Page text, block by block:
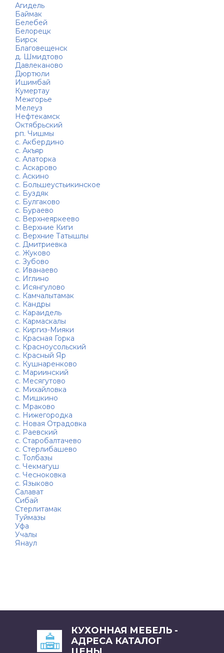
Агидель
Баймак
Белебей
Белорецк
Бирск
Благовещенск
д. Шмидтово
Давлеканово
Дюртюли
Ишимбай
Кумертау
Межгорье
Мелеуз
Нефтекамск
Октябрьский
рп. Чишмы
с. Акбердино
с. Акъяр
с. Алаторка
с. Аскарово
с. Аскино
с. Большеустьикинское
с. Буздяк
с. Булгаково
с. Бураево
с. Верхнеяркеево
с. Верхние Киги
с. Верхние Татышлы
с. Дмитриевка
с. Жуково
с. Зубово
с. Иванаево
с. Иглино
с. Исянгулово
с. Камчалытамак
с. Кандры
с. Караидель
с. Кармаскалы
с. Киргиз-Мияки
с. Красная Горка
с. Красноусольский
с. Красный Яр
с. Кушнаренково
с. Мариинский
с. Месягутово
с. Михайловка
с. Мишкино
с. Мраково
с. Нижегородка
с. Новая Отрадовка
с. Раевский
с. Старобалтачево
с. Стерлибашево
с. Толбазы
с. Чекмагуш
с. Чесноковка
с. Языково
Салават
Сибай
Стерлитамак
Туймазы
Уфа
Учалы
Янаул
КУХОННАЯ МЕБЕЛЬ -
АДРЕСА КАТАЛОГ